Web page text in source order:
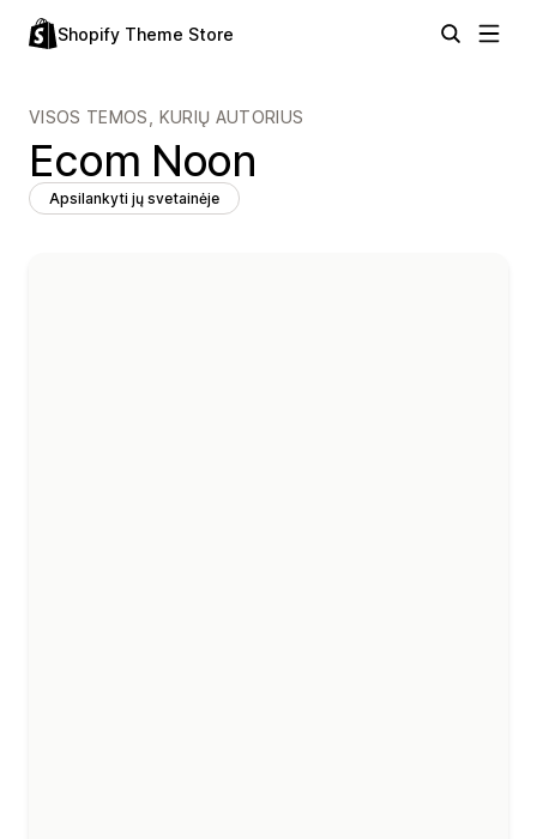
Shopify Theme Store
VISOS TEMOS, KURIŲ AUTORIUS
Ecom Noon
Apsilankyti jų svetainėje